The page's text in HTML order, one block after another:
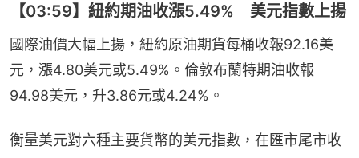
【03:59】紐約期油收漲5.49% 美元指數上揚
國際油價大幅上揚，紐約原油期貨每桶收報92.16美
元，漲4.80美元或5.49%。倫敦布蘭特期油收報
94.98美元，升3.86元或4.24%。
衡量美元對六種主要貨幣的美元指數，在匯市尾市收